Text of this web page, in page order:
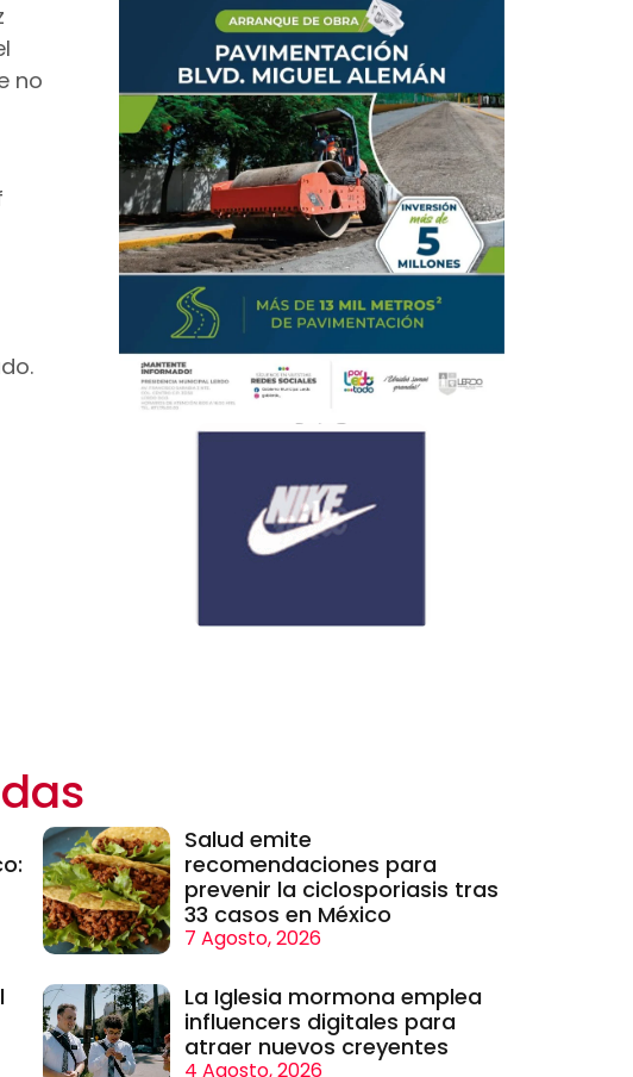
no
Salud emite
recomendaciones para
prevenir la ciclosporiasis tras
33 casos en México
7 Agosto, 2026
La Iglesia mormona emplea
influencers digitales para
atraer nuevos creyentes
4 Agosto, 2026